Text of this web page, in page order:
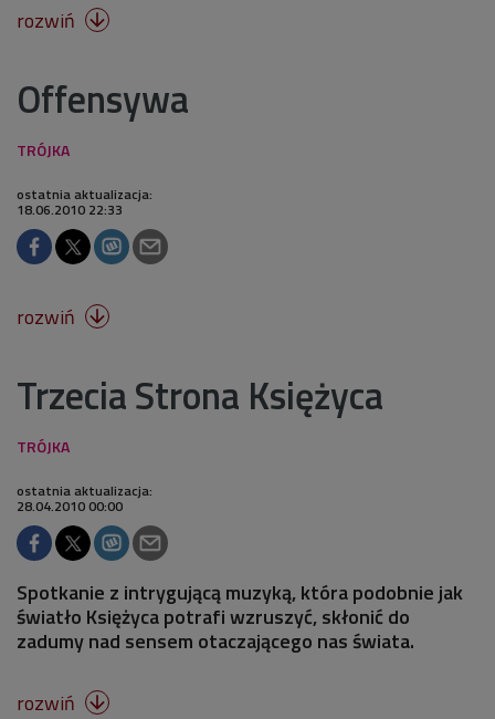
rozwiń 
Offensywa
ostatnia aktualizacja:
18.06.2010 22:33
rozwiń 
Trzecia Strona Księżyca
ostatnia aktualizacja:
28.04.2010 00:00
Spotkanie z intrygującą muzyką, która podobnie jak
światło Księżyca potrafi wzruszyć, skłonić do
zadumy nad sensem otaczającego nas świata.
rozwiń 